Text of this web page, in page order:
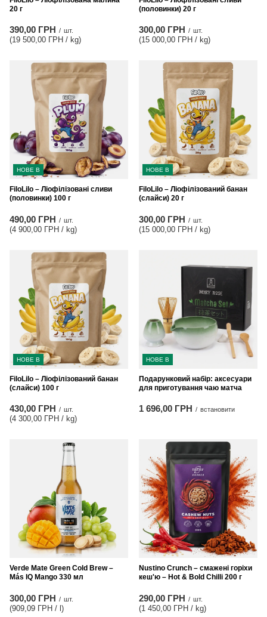
20 г
390,00 ГРН / шт.
(19 500,00 ГРН / kg)
(половинки) 20 г
300,00 ГРН / шт.
(15 000,00 ГРН / kg)
НОВЕ В
FiloLilo – Ліофілізовані сливи
(половинки) 100 г
490,00 ГРН / шт.
(4 900,00 ГРН / kg)
НОВЕ В
FiloLilo – Ліофілізований банан
(слайси) 20 г
300,00 ГРН / шт.
(15 000,00 ГРН / kg)
НОВЕ В
FiloLilo – Ліофілізований банан
(слайси) 100 г
430,00 ГРН / шт.
(4 300,00 ГРН / kg)
НОВЕ В
Подарунковий набір: аксесуари
для приготування чаю матча
1 696,00 ГРН / встановити
Verde Mate Green Cold Brew –
Más IQ Mango 330 мл
300,00 ГРН / шт.
(909,09 ГРН / l)
Nustino Crunch – смажені горіхи
кеш'ю – Hot & Bold Chilli 200 г
290,00 ГРН / шт.
(1 450,00 ГРН / kg)